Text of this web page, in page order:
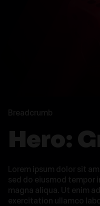
Breadcrumb
Hero:
Lorem ipsum dolor sit
sed do eiusmod tempor
magna aliqua. Ut enim
exercitation ullamco